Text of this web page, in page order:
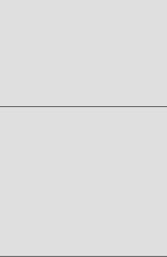
gibi, Offroad
Truck 'yi çok
ekran